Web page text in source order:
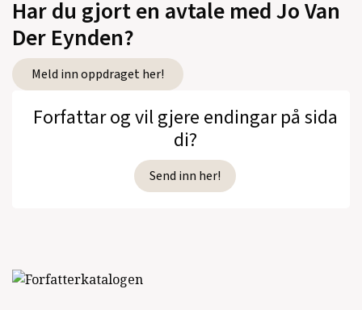
Har du gjort en avtale med Jo Van
Der Eynden?
Meld inn oppdraget her!
Forfattar og vil gjere endingar på sida
di?
Send inn her!